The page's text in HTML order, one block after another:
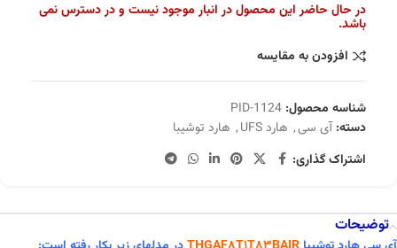
در حال حاضر این محصول در انبار موجود نیست و در دسترس نمی
باشد.
افزودن به مقایسه
شناسه محصول: PID-1124
دسته: آی سی, هارد UFS , هارد توشیبا
اشتراک گذاری:
توضیحات